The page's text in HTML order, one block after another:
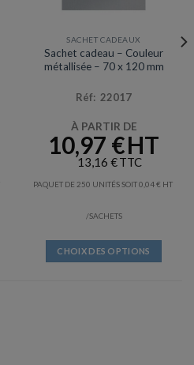
SACHET CADEAUX
Sachet cadeau – Couleur
métallisée – 70 x 120 mm
Réf: 22017
À PARTIR DE
10,97 €
13,16 €
PAQUET DE 250 UNITÉS SOIT0,04€
/SACHETS
CHOIX DES OPTIONS